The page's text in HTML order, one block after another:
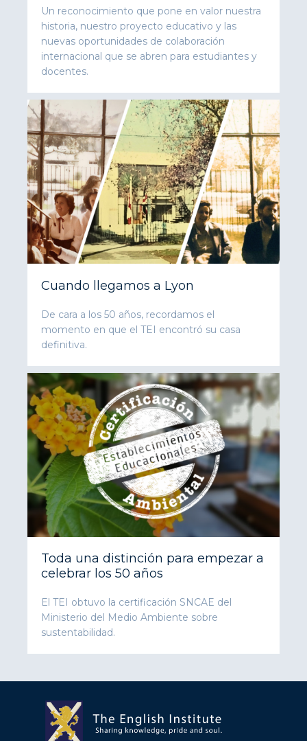
Un reconocimiento que pone en valor nuestra
historia, nuestro proyecto educativo y las
nuevas oportunidades de colaboración
internacional que se abren para estudiantes y
docentes.
Cuando llegamos a Lyon
De cara a los 50 años, recordamos el
momento en que el TEI encontró su casa
definitiva.
Toda una distinción para empezar a
celebrar los 50 años
El TEI obtuvo la certificación SNCAE del
Ministerio del Medio Ambiente sobre
sustentabilidad.